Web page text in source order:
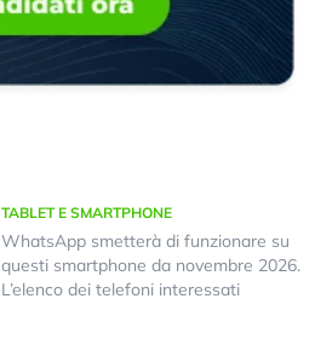
TABLET E SMARTPHONE
WhatsApp smetterà di funzionare su
questi smartphone da novembre 2026.
L’elenco dei telefoni interessati